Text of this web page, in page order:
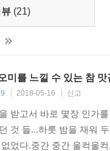
(21)
미를 느낄 수 있는 참 맛
2018-05-16 신고
받고서 바로 몇장 인가
것 들...하룻 밤을 재워
없었다.중간 중간 울컥울